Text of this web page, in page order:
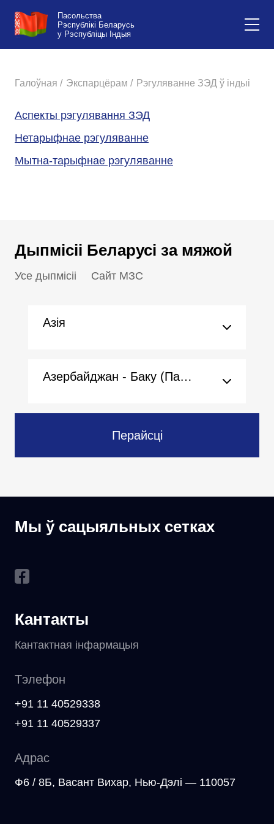
Пасольства
Рэспублікі Беларусь
у Рэспубліцы Індыя
Галоўная / Экспарцёрам / Рэгуляванне ЗЭД ў індыі
Аспекты рэгулявання ЗЭД
Нетарыфнае рэгуляванне
Мытна-тарыфнае рэгуляванне
Дыпмісіі Беларусі за мяжой
Усе дыпмісіі Сайт МЗС
Азія
Азербайджан - Баку (Пасольства)
Перайсці
Мы ў сацыяльных сетках
Кантакты
Кантактная інфармацыя
Тэлефон
+91 11 40529338
+91 11 40529337
Адрас
Ф6 / 8Б, Васант Вихар, Нью-Дэлі — 110057